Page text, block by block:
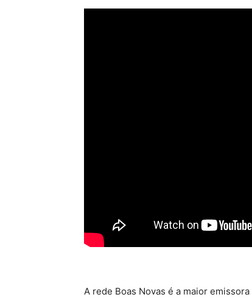
A rede Boas Novas é a maior